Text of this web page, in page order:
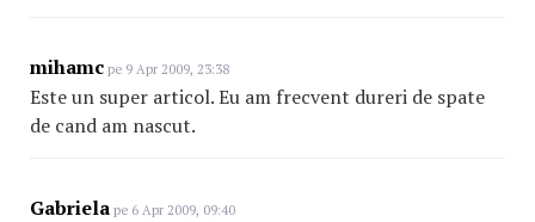
mihamc pe 9 Apr 2009, 23:38
Este un super articol. Eu am frecvent dureri de spate
de cand am nascut.
Gabriela pe 6 Apr 2009, 09:40